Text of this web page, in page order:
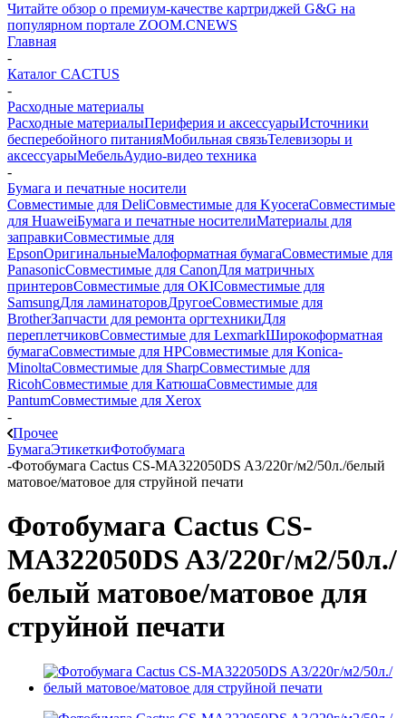
Читайте обзор о премиум-качестве картриджей G&G на
популярном портале ZOOM.CNEWS
Главная
-
Каталог CACTUS
-
Расходные материалы
Расходные материалыПериферия и аксессуарыИсточники
бесперебойного питанияМобильная связьТелевизоры и
аксессуарыМебельАудио-видео техника
-
Бумага и печатные носители
Совместимые для DeliСовместимые для KyoceraСовместимые
для HuaweiБумага и печатные носителиМатериалы для
заправкиСовместимые для
EpsonОригинальныеМалоформатная бумагаСовместимые для
PanasonicСовместимые для CanonДля матричных
принтеровСовместимые для OKIСовместимые для
SamsungДля ламинаторовДругоеСовместимые для
BrotherЗапчасти для ремонта оргтехникиДля
переплетчиковСовместимые для LexmarkШирокоформатная
бумагаСовместимые для HPСовместимые для Konica-
MinoltaСовместимые для SharpСовместимые для
RicohСовместимые для КатюшаСовместимые для
PantumСовместимые для Xerox
-
Прочее
БумагаЭтикеткиФотобумага
-Фотобумага Cactus CS-MA322050DS A3/220г/м2/50л./белый
матовое/матовое для струйной печати
Фотобумага Cactus CS-
MA322050DS A3/220г/м2/50л./
белый матовое/матовое для
струйной печати